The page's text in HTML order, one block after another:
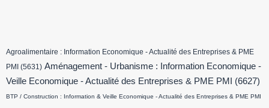
Agroalimentaire : Information Economique - Actualité des Entreprises & PME
PMI (5631) Aménagement - Urbanisme : Information Economique -
Veille Economique - Actualité des Entreprises & PME PMI
(6627)
BTP / Construction : Information & Veille Economique - Actualité des Entreprises & PME PMI